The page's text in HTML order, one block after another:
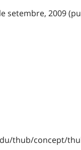
setembre, 2009
thub/concept/